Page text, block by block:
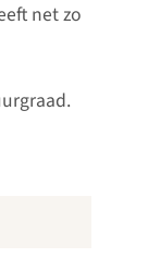
net zo